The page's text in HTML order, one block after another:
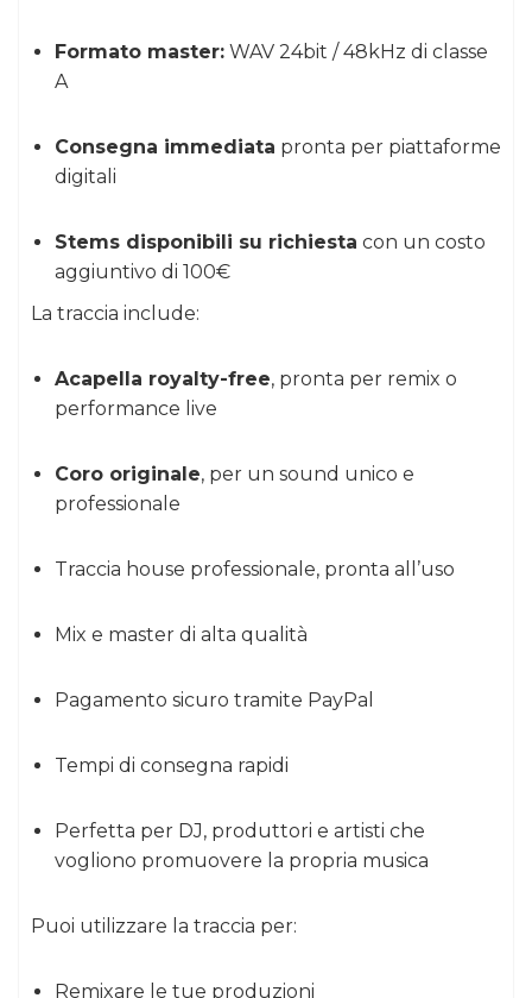
Formato master: WAV 24bit / 48kHz di classe
A
Consegna immediata pronta per piattaforme
digitali
Stems disponibili su richiesta con un costo
aggiuntivo di 100€
La traccia include:
Acapella royalty-free, pronta per remix o
performance live
Coro originale, per un sound unico e
professionale
Traccia house professionale, pronta all’uso
Mix e master di alta qualità
Pagamento sicuro tramite PayPal
Tempi di consegna rapidi
Perfetta per DJ, produttori e artisti che
vogliono promuovere la propria musica
Puoi utilizzare la traccia per:
Remixare le tue produzioni